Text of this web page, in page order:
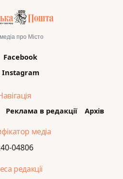
про Місто
Facebook
Instagram
Реклама в редакції Архів
медіа
04806
редакції